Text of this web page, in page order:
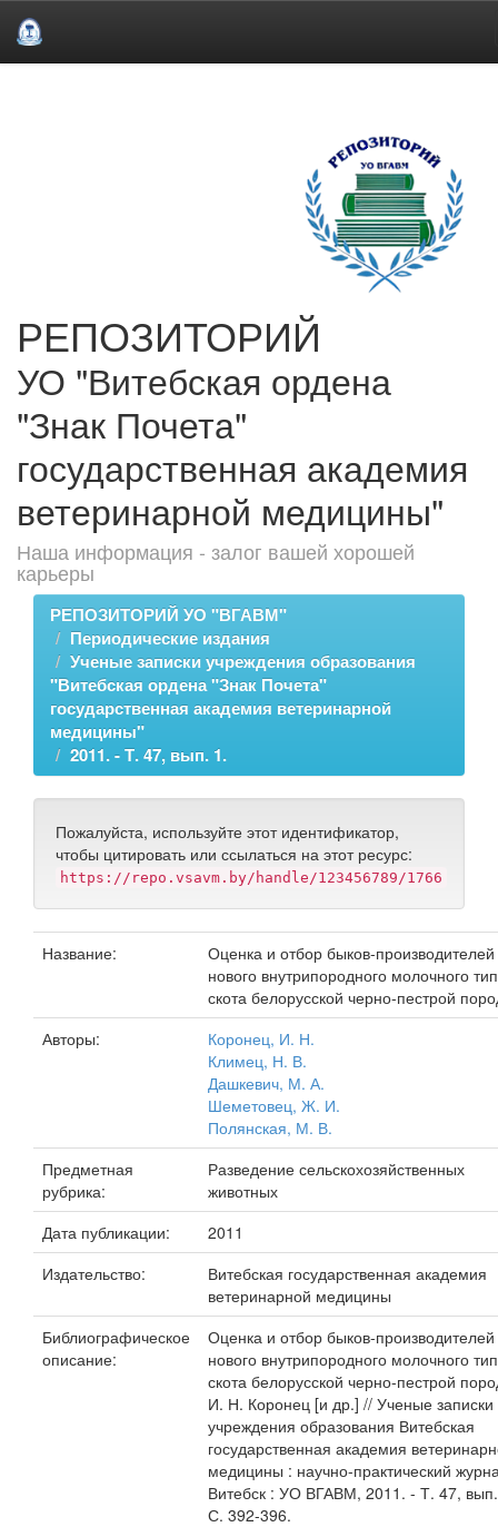
РЕПОЗИТОРИЙ
УО "Витебская ордена
"Знак Почета"
государственная академия
ветеринарной медицины"
Наша информация - залог вашей хорошей
карьеры
РЕПОЗИТОРИЙ УО "ВГАВМ"
Периодические издания
Ученые записки учреждения образования
"Витебская ордена "Знак Почета"
государственная академия ветеринарной
медицины"
2011. - Т. 47, вып. 1.
Пожалуйста, используйте этот идентификатор,
чтобы цитировать или ссылаться на этот ресурс:
https://repo.vsavm.by/handle/123456789/1766
Название:
Оценка и отбор быков-производителей
нового внутрипородного молочного
скота белорусской черно-пестрой
Авторы:
Коронец, И. Н.
Климец, Н. В.
Дашкевич, М. А.
Шеметовец, Ж. И.
Полянская, М. В.
Предметная
рубрика:
Разведение сельскохозяйственных
животных
Дата публикации:
2011
Издательство:
Витебская государственная академия
ветеринарной медицины
Библиографическое
описание:
Оценка и отбор быков-производителей
нового внутрипородного молочного
скота белорусской черно-пестрой
И. Н. Коронец [и др.] // Ученые записки
учреждения образования Витебская
государственная академия
медицины : научно-практический
Витебск : УО ВГАВМ, 2011. - Т. 47,
С. 392-396.